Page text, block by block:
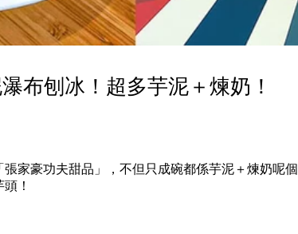
布刨冰！超多芋泥＋煉奶！
家豪功夫甜品」，不但只成碗都係芋泥＋煉奶呢個
！